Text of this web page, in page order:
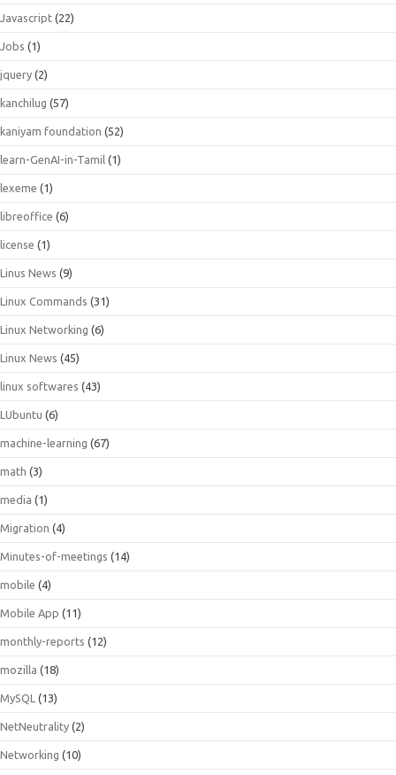
Javascript (22)
Jobs (1)
jquery (2)
kanchilug (57)
kaniyam foundation (52)
learn-GenAI-in-Tamil (1)
lexeme (1)
libreoffice (6)
license (1)
Linus News (9)
Linux Commands (31)
Linux Networking (6)
Linux News (45)
linux softwares (43)
LUbuntu (6)
machine-learning (67)
math (3)
media (1)
Migration (4)
Minutes-of-meetings (14)
mobile (4)
Mobile App (11)
monthly-reports (12)
mozilla (18)
MySQL (13)
NetNeutrality (2)
Networking (10)